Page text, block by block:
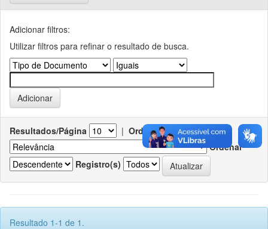
Adicionar filtros:
Utilizar filtros para refinar o resultado de busca.
Resultados/Página | Ordenar registros por
Ordenar
Registro(s)
Resultado 1-1 de 1.